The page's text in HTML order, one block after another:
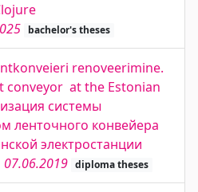
bachelor's theses
renoveerimine.
conveyor at the Estonian
системы
ленточного конвейера
электростанции
07.06.2019 diploma theses